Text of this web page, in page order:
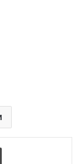
Надрукувати